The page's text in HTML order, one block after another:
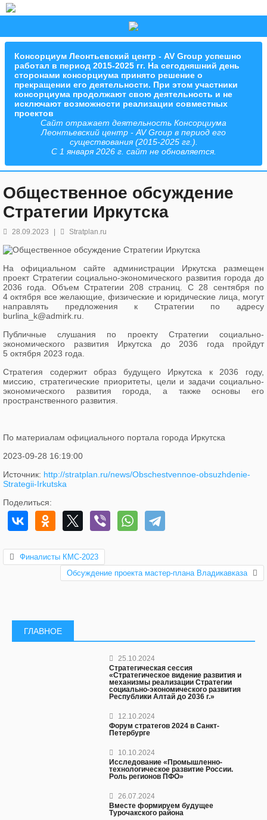
Консорциум Леонтьевский центр - AV Group успешно
работал в период 2015-2025 гг. На сегодняшний день
сторонами консорциума принято решение о
прекращении его деятельности. При этом участники
консорциума продолжают свою деятельность и не
исключают возможности реализации совместных
проектов
Сайт отражает деятельность Консорциума
Леонтьевский центр - AV Group в период его
существования (2015-2025 гг.).
С 1 января 2026 г. сайт не обновляется.
Общественное обсуждение
Стратегии Иркутска
28.09.2023 Stratplan.ru
На официальном сайте администрации Иркутска размещен
проект Стратегии социально-экономического развития города до
2036 года. ОбъемСтратегии 208 страниц. С 28 сентября по
4 октября все желающие, физические и юридические лица, могут
направлять предложения к Стратегии по адресу
burlina_k@admirk.ru.
Публичные слушания по проекту Стратегии социально-
экономического развития Иркутска до 2036 года пройдут
5 октября 2023 года.
Стратегия содержит образ будущего Иркутска к 2036 году,
миссию, стратегические приоритеты, цели и задачи социально-
экономического развития города, а также основы его
пространственного развития.
По материалам официального портала города Иркутска
2023-09-28 16:19:00
Источник: http://stratplan.ru/news/Obschestvennoe-obsuzhdenie-
Strategii-Irkutska
Поделиться:
Финалисты КМС-2023
Обсуждение проекта мастер-плана Владикавказа
ГЛАВНОЕ
25.10.2024
Стратегическая сессия
«Стратегическое видение развития и
механизмы реализации Стратегии
социально-экономического развития
Республики Алтай до 2036 г.»
12.10.2024
Форум стратегов 2024 в Санкт-
Петербурге
10.10.2024
Исследование «Промышленно-
технологическое развитие России.
Роль регионов ПФО»
26.07.2024
Вместе формируем будущее
Турочакского района